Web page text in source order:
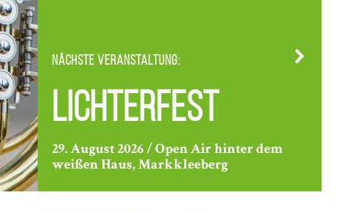
Nächste Veranstaltung:
Lichterfest
29. August 2026 / Open Air hinter dem
weißen Haus, Markkleeberg